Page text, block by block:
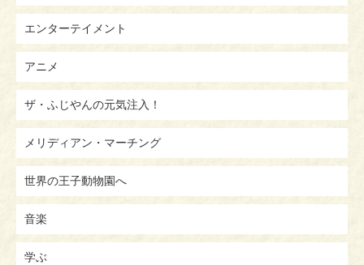
エンターテイメント
アニメ
ザ・ふじやんの元気注入！
メリディアン・マーチング
世界の王子動物園へ
音楽
学ぶ